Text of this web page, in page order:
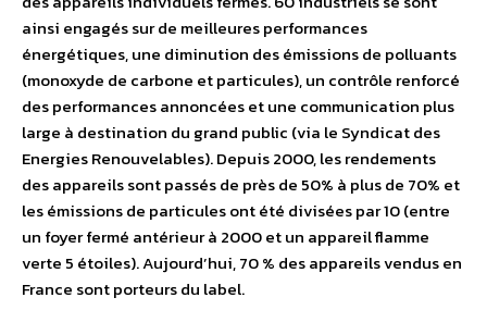
ainsi engagés sur de meilleures performances
énergétiques, une diminution des émissions de polluants
(monoxyde de carbone et particules), un contrôle renforcé
des performances annoncées et une communication plus
large à destination du grand public (via le Syndicat des
Energies Renouvelables). Depuis 2000, les rendements
des appareils sont passés de près de 50% à plus de 70% et
les émissions de particules ont été divisées par 10 (entre
un foyer fermé antérieur à 2000 et un appareil flamme
verte 5 étoiles). Aujourd’hui, 70 % des appareils vendus en
France sont porteurs du label.